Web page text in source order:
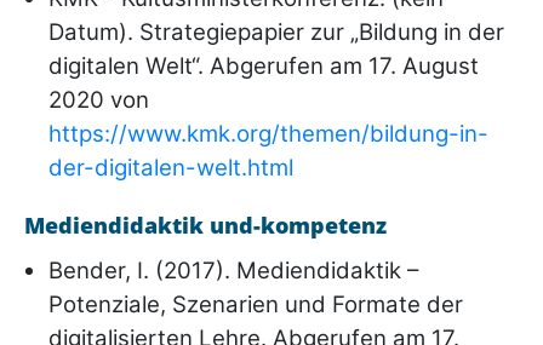
Datum). Strategiepapier zur „Bildung in der
digitalen Welt“. Abgerufen am 17. August
2020 von
https://www.kmk.org/themen/bildung-in-
der-digitalen-welt.html
Mediendidaktik und-kompetenz
Bender, I. (2017). Mediendidaktik –
Potenziale, Szenarien und Formate der
digitalisierten Lehre. Abgerufen am 17.